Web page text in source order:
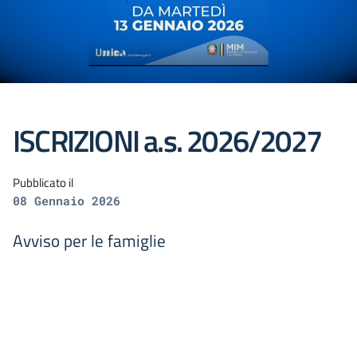
ISCRIZIONI a.s. 2026/2027
Pubblicato il
08 Gennaio 2026
Avviso per le famiglie